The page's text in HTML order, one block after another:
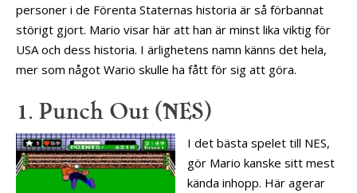
personer i de Förenta Staternas historia är så förbannat
störigt gjort. Mario visar här att han är minst lika viktig för
USA och dess historia. I ärlighetens namn känns det hela,
mer som något Wario skulle ha fått för sig att göra.
1. Punch Out (NES)
I det bästa spelet till NES,
gör Mario kanske sitt mest
kända inhopp. Här agerar